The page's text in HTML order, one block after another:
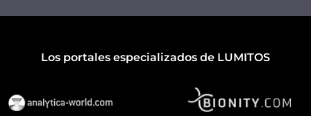
Los portales especializados de LUMITOS